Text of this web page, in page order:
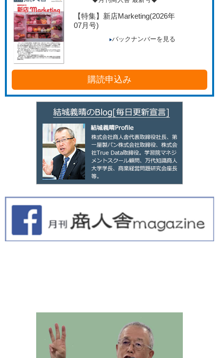
【特集】新店Marketing(2026年
07月号)
バックナンバーを見る
購読申込み